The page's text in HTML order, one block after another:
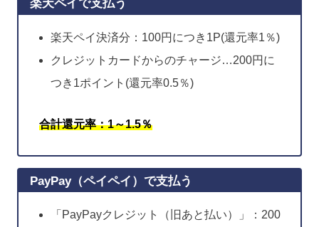
楽天ペイで支払う
楽天ペイ決済分：100円につき1P(還元率1％)
クレジットカードからのチャージ…200円に
つき1ポイント(還元率0.5％)
合計還元率：1～1.5％
PayPay（ペイペイ）で支払う
「PayPayクレジット（旧あと払い）」：200